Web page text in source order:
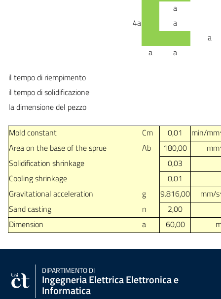
a
4a
a
a
a
a
il tempo di riempimento
il tempo di solidificazione
la dimensione del pezzo
Mold constant Cm 0,01
min/
Area on the base of the sprue
Ab 180,00
Solidification shrinkage
0,03
Cooling shrinkage
0,01
Gravitational acceleration
g 9.816,00
mm/
Sand casting
n
2,00
Dimension
a 60,00
DIPARTIMENTO DI
Ingegneria Elettrica Elettronica e
Informatica